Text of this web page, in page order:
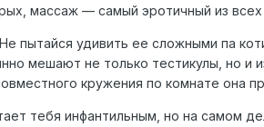
массаж — самый эротичный из
пытайся удивить ее сложными па
мешают не только тестикулы, но и
кружения по комнате она
тебя инфантильным, но на